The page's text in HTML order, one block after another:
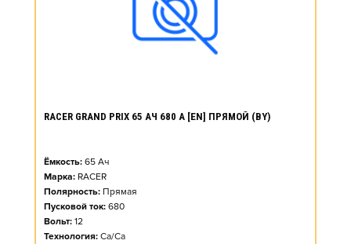
RACER GRAND PRIX 65 АЧ 680 А [EN] ПРЯМОЙ (BY)
Ёмкость: 65 Ач
Марка: RACER
Полярность: Прямая
Пусковой ток: 680
Вольт: 12
Технология: Ca/Ca